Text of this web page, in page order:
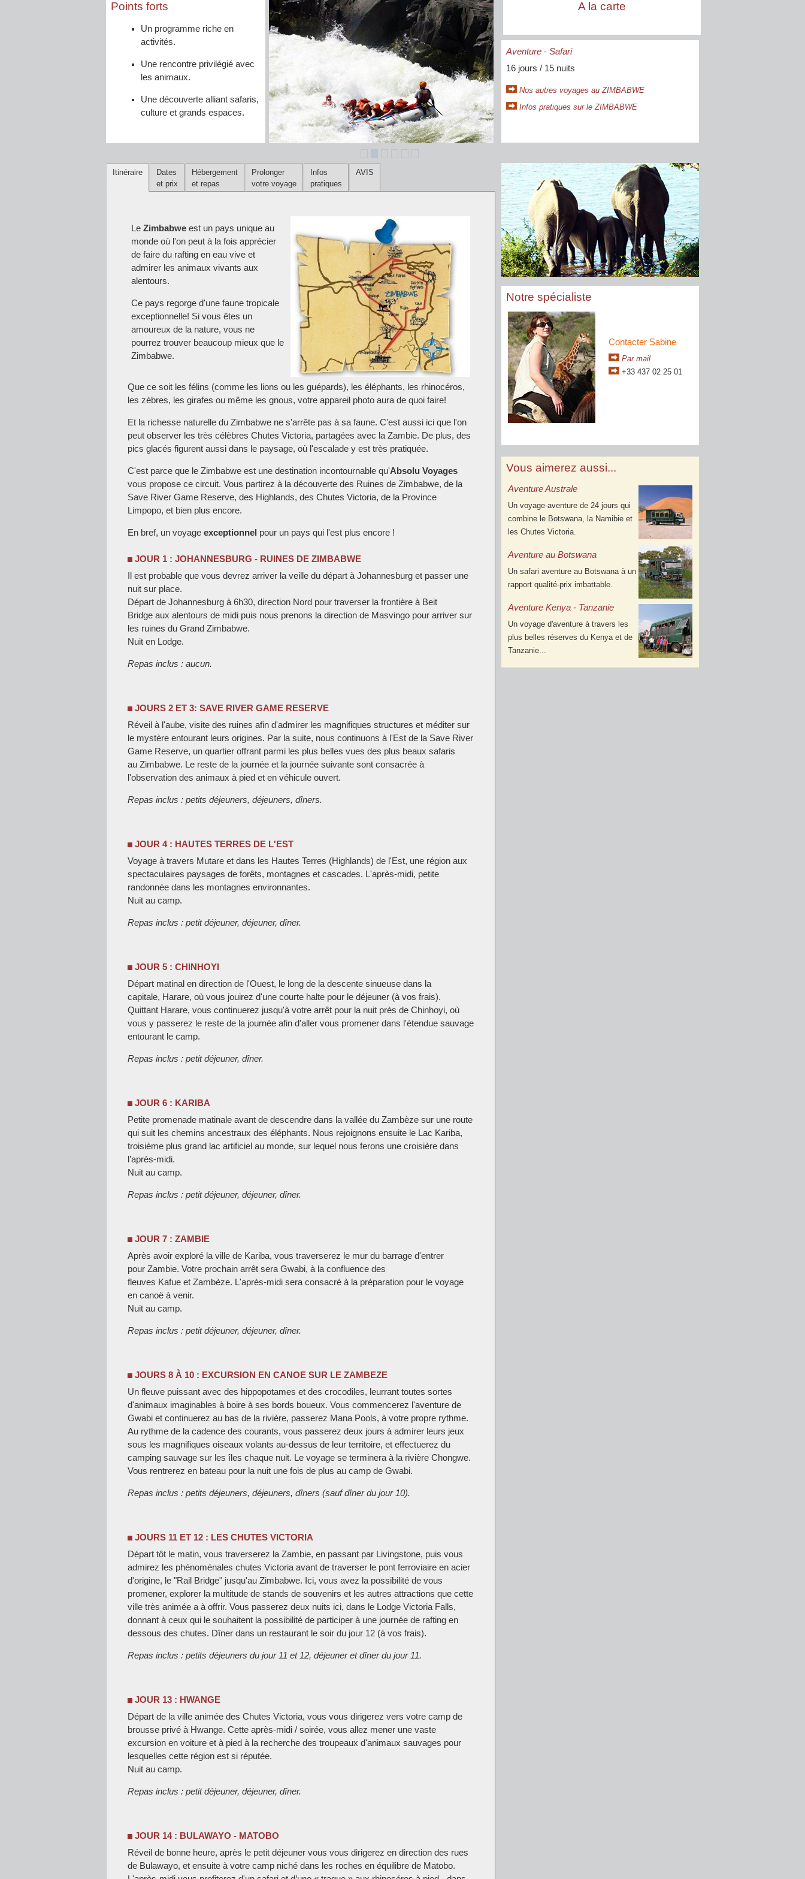
Itinéraire
Dates
et prix
Hébergement
et repas
Prolonger
votre voyage
Infos
pratiques
AVIS
Le Zimbabwe est un pays unique au
monde où l'on peut à la fois apprécier
de faire du rafting en eau vive et
admirer les animaux vivants aux
alentours.
Ce pays regorge d'une faune tropicale
exceptionnelle! Si vous êtes un
amoureux de la nature, vous ne
pourrez trouver beaucoup mieux que le
Zimbabwe.
Que ce soit les félins (comme les lions ou les guépards), les éléphants, les rhinocéros,
les zèbres, les girafes ou même les gnous, votre appareil photo aura de quoi faire!
Et la richesse naturelle du Zimbabwe ne s'arrête pas à sa faune. C'est aussi ici que l'on
peut observer les très célèbres Chutes Victoria, partagées avec la Zambie. De plus, des
pics glacés figurent aussi dans le paysage, où l'escalade y est très pratiquée.
C'est parce que le Zimbabwe est une destination incontournable qu'Absolu Voyages
vous propose ce circuit. Vous partirez à la découverte des Ruines de Zimbabwe, de la
Save River Game Reserve, des Highlands, des Chutes Victoria, de la Province
Limpopo, et bien plus encore.
En bref, un voyage exceptionnel pour un pays qui l'est plus encore !
JOUR 1 : JOHANNESBURG - RUINES DE ZIMBABWE
Il est probable que vous devrez arriver la veille du départ à Johannesburg et passer une
nuit sur place.
Départ de Johannesburg à 6h30, direction Nord pour traverser la frontière à Beit
Bridge aux alentours de midi puis nous prenons la direction de Masvingo pour arriver sur
les ruines du Grand Zimbabwe.
Nuit en Lodge.
Repas inclus : aucun.
JOURS 2 ET 3: SAVE RIVER GAME RESERVE
Réveil à l'aube, visite des ruines afin d'admirer les magnifiques structures et méditer sur
le mystère entourant leurs origines. Par la suite, nous continuons à l'Est de la Save River
Game Reserve, un quartier offrant parmi les plus belles vues des plus beaux safaris
au Zimbabwe. Le reste de la journée et la journée suivante sont consacrée à
l'observation des animaux à pied et en véhicule ouvert.
Repas inclus : petits déjeuners, déjeuners, dîners.
JOUR 4 : HAUTES TERRES DE L'EST
Voyage à travers Mutare et dans les Hautes Terres (Highlands) de l'Est, une région aux
spectaculaires paysages de forêts, montagnes et cascades. L'après-midi, petite
randonnée dans les montagnes environnantes.
Nuit au camp.
Repas inclus : petit déjeuner, déjeuner, dîner.
JOUR 5 : CHINHOYI
Départ matinal en direction de l'Ouest, le long de la descente sinueuse dans la
capitale, Harare, où vous jouirez d'une courte halte pour le déjeuner (à vos frais).
Quittant Harare, vous continuerez jusqu'à votre arrêt pour la nuit près de Chinhoyi, où
vous y passerez le reste de la journée afin d'aller vous promener dans l'étendue sauvage
entourant le camp.
Repas inclus : petit déjeuner, dîner.
JOUR 6 : KARIBA
Petite promenade matinale avant de descendre dans la vallée du Zambèze sur une route
qui suit les chemins ancestraux des éléphants. Nous rejoignons ensuite le Lac Kariba,
troisième plus grand lac artificiel au monde, sur lequel nous ferons une croisière dans
l’après-midi.
Nuit au camp.
Repas inclus : petit déjeuner, déjeuner, dîner.
JOUR 7 : ZAMBIE
Après avoir exploré la ville de Kariba, vous traverserez le mur du barrage d'entrer
pour Zambie. Votre prochain arrêt sera Gwabi, à la confluence des
fleuves Kafue et Zambèze. L'après-midi sera consacré à la préparation pour le voyage
en canoë à venir.
Nuit au camp.
Repas inclus : petit déjeuner, déjeuner, dîner.
JOURS 8 À 10 : EXCURSION EN CANOE SUR LE ZAMBEZE
Un fleuve puissant avec des hippopotames et des crocodiles, leurrant toutes sortes
d'animaux imaginables à boire à ses bords boueux. Vous commencerez l'aventure de
Gwabi et continuerez au bas de la rivière, passerez Mana Pools, à votre propre rythme.
Au rythme de la cadence des courants, vous passerez deux jours à admirer leurs jeux
sous les magnifiques oiseaux volants au-dessus de leur territoire, et effectuerez du
camping sauvage sur les îles chaque nuit. Le voyage se terminera à la rivière Chongwe.
Vous rentrerez en bateau pour la nuit une fois de plus au camp de Gwabi.
Repas inclus : petits déjeuners, déjeuners, dîners (sauf dîner du jour 10).
JOURS 11 ET 12 : LES CHUTES VICTORIA
Départ tôt le matin, vous traverserez la Zambie, en passant par Livingstone, puis vous
admirez les phénoménales chutes Victoria avant de traverser le pont ferroviaire en acier
d'origine, le "Rail Bridge" jusqu'au Zimbabwe. Ici, vous avez la possibilité de vous
promener, explorer la multitude de stands de souvenirs et les autres attractions que cette
ville très animée a à offrir. Vous passerez deux nuits ici, dans le Lodge Victoria Falls,
donnant à ceux qui le souhaitent la possibilité de participer à une journée de rafting en
dessous des chutes. Dîner dans un restaurant le soir du jour 12 (à vos frais).
Repas inclus : petits déjeuners du jour 11 et 12, déjeuner et dîner du jour 11.
JOUR 13 : HWANGE
Départ de la ville animée des Chutes Victoria, vous vous dirigerez vers votre camp de
brousse privé à Hwange. Cette après-midi / soirée, vous allez mener une vaste
excursion en voiture et à pied à la recherche des troupeaux d'animaux sauvages pour
lesquelles cette région est si réputée.
Nuit au camp.
Repas inclus : petit déjeuner, déjeuner, dîner.
JOUR 14 : BULAWAYO - MATOBO
Réveil de bonne heure, après le petit déjeuner vous vous dirigerez en direction des rues
de Bulawayo, et ensuite à votre camp niché dans les roches en équilibre de Matobo.
Points forts
Un programme riche en
activités.
Une rencontre privilégié avec
les animaux.
Une découverte alliant safaris,
culture et grands espaces.
A la carte
Aventure - Safari
16 jours / 15 nuits
Nos autres voyages au ZIMBABWE
Infos pratiques sur le ZIMBABWE
Notre spécialiste
Contacter Sabine
Par mail
+33 437 02 25 01
Vous aimerez aussi...
Aventure Australe
Un voyage-aventure de 24 jours qui
combine le Botswana, la Namibie et
les Chutes Victoria.
Aventure au Botswana
Un safari aventure au Botswana à un
rapport qualité-prix imbattable.
Aventure Kenya - Tanzanie
Un voyage d'aventure à travers les
plus belles réserves du Kenya et de
Tanzanie...